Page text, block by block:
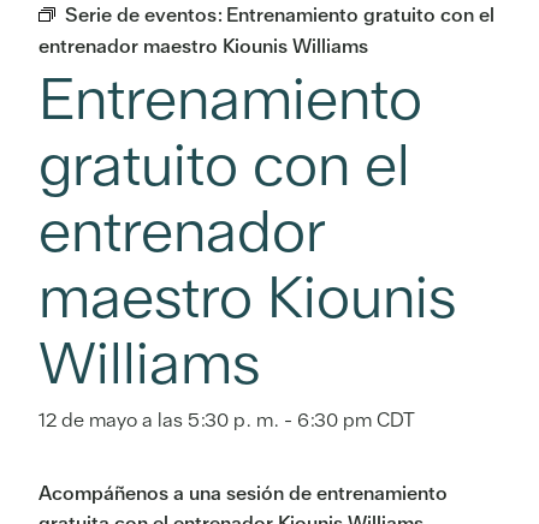
Serie de eventos: Entrenamiento gratuito con el
entrenador maestro Kiounis Williams
Entrenamiento
gratuito con el
entrenador
maestro Kiounis
Williams
12 de mayo a las 5:30 p. m. - 6:30 pmCDT
Acompáñenos a una sesión de entrenamiento